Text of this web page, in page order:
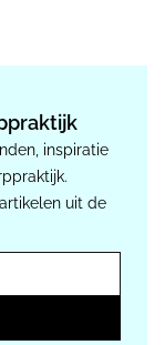
inspiratie
uit de